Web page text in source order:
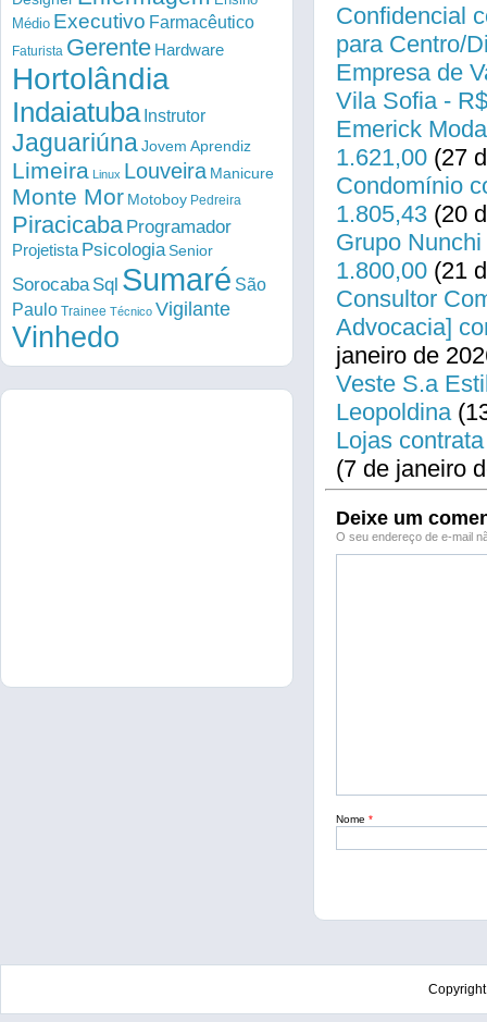
Confidencial
para Centro/
Empresa de
Vila Sofia -
Emerick
1.621,00 (27
Condomínio
1.805,43 (20
Grupo
1.800,00 (21
Consultor
Advocacia]
janeiro de
Veste S.a
Leopoldina
Lojas
(7 de janeiro
Deixe um
O seu endereço de e-mail
Nome *
Médio Executivo Farmacêutico
Faturista Gerente Hardware
Hortolândia
Indaiatuba Instrutor
Jaguariúna Jovem Aprendiz
Limeira Linux Louveira Manicure
Monte Mor Motoboy Pedreira
Piracicaba Programador
Projetista PsicologiaSenior
Sorocaba Sql Sumaré São
Paulo Trainee Técnico Vigilante
Vinhedo